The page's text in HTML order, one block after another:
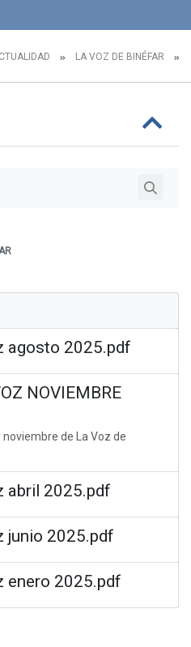
LA VOZ DE BINÉFAR
agosto 2025.pdf
NOVIEMBRE
noviembre de La Voz de
abril 2025.pdf
junio 2025.pdf
enero 2025.pdf